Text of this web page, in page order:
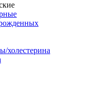
холестерина